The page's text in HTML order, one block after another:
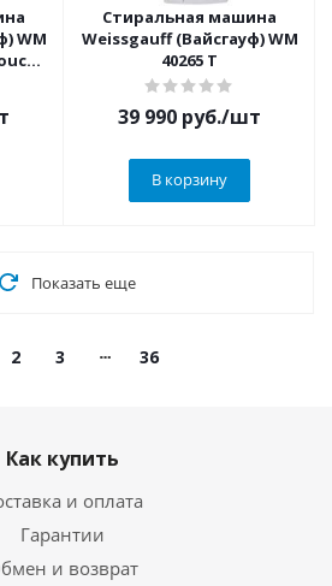
WM
Стиральная машина
Weissgauff (Вайсгауф) WM
40265 T
39 990 руб./шт
В корзину
Показать еще
2 3 36
Как купить
и оплата
Гарантии
и возврат